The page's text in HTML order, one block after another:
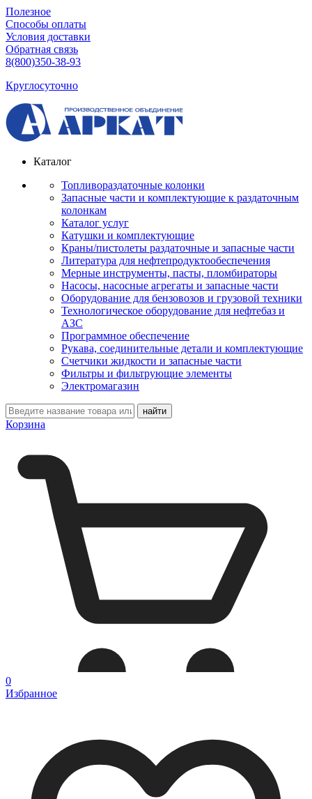
Полезное
Способы оплаты
Условия доставки
Обратная связь
8(800)350-38-93
Круглосуточно
Каталог
Топливораздаточные колонки
Запасные части и комплектующие к раздаточным
колонкам
Каталог услуг
Катушки и комплектующие
Краны/пистолеты раздаточные и запасные части
Литература для нефтепродуктообеспечения
Мерные инструменты, пасты, пломбираторы
Насосы, насосные агрегаты и запасные части
Оборудование для бензовозов и грузовой техники
Технологическое оборудование для нефтебаз и
АЗС
Программное обеспечение
Рукава, соединительные детали и комплектующие
Счетчики жидкости и запасные части
Фильтры и фильтрующие элементы
Электромагазин
Корзина
0
Избранное